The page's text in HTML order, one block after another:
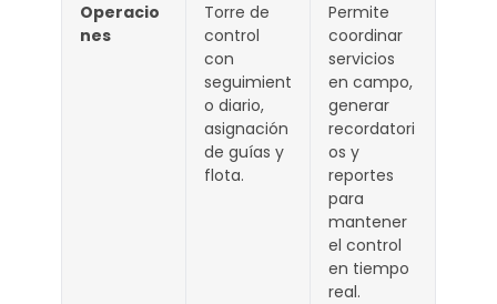
Operacio
nes
Torre de
control
con
seguimient
o diario,
asignación
de guías y
flota.
Permite
coordinar
servicios
en campo,
generar
recordatori
os y
reportes
para
mantener
el control
en tiempo
real.